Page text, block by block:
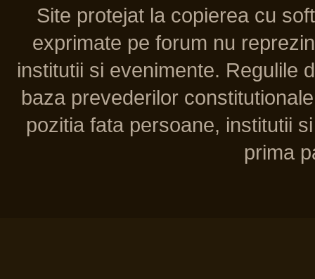
Site protejat la copierea cu
exprimate pe forum nu
institutii si evenimente. Regulile
baza prevederilor
pozitia fata persoane, institutii
prima